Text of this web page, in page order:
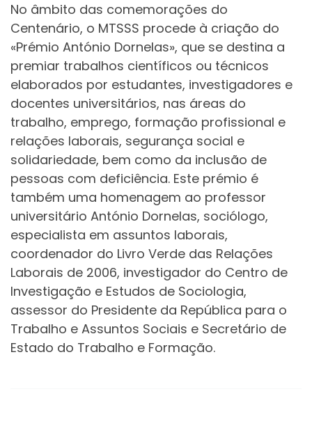
No âmbito das comemorações do
Centenário, o MTSSS procede à criação do
«Prémio António Dornelas», que se destina a
premiar trabalhos científicos ou técnicos
elaborados por estudantes, investigadores e
docentes universitários, nas áreas do
trabalho, emprego, formação profissional e
relações laborais, segurança social e
solidariedade, bem como da inclusão de
pessoas com deficiência. Este prémio é
também uma homenagem ao professor
universitário António Dornelas, sociólogo,
especialista em assuntos laborais,
coordenador do Livro Verde das Relações
Laborais de 2006, investigador do Centro de
Investigação e Estudos de Sociologia,
assessor do Presidente da República para o
Trabalho e Assuntos Sociais e Secretário de
Estado do Trabalho e Formação.